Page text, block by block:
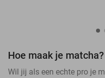
Hoe maak je matcha?
Wil jij als een echte pro je